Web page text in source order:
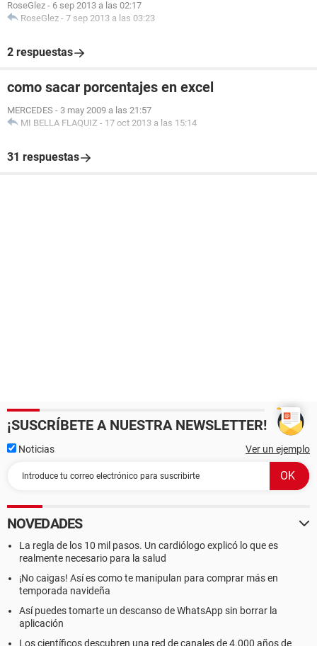
RoseGlez - 6 sep 2013 a las 02:17
RoseGlez - 7 sep 2013 a las 03:23
2 respuestas
como sacar porcentajes en excel
MERCEDES - 3 may 2009 a las 21:57
MI BELLA FLAQUIZ - 17 oct 2013 a las 15:14
31 respuestas
¡SUSCRÍBETE A NUESTRA NEWSLETTER!
Noticias Ver un ejemplo
NOVEDADES
La regla de los 10 mil pasos. Un cardiólogo explicó lo que es
realmente necesario para la salud
¡No caigas! Así es como te manipulan para comprar más en
temporada navideña
Así puedes tomarte un descanso de WhatsApp sin borrar la
aplicación
Los científicos descubren una red de canales de 4.000 años de